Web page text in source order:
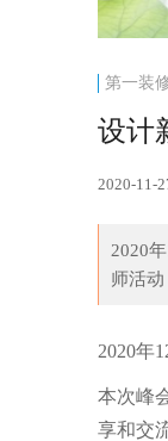
第一装
设计
2020-11-
2020
师活
2020年
本次峰
享和交
星耀启幕，秀出浴室